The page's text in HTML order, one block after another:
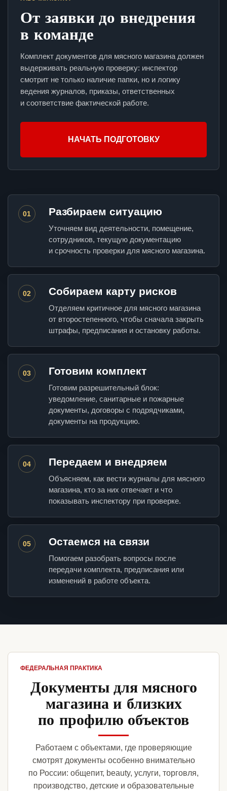
От заявки до внедрения
в команде
Комплект документов для мясного магазина должен
выдерживать реальную проверку: инспектор
смотрит не только наличие папки, но и логику
ведения журналов, приказы, ответственных
и соответствие фактической работе.
НАЧАТЬ ПОДГОТОВКУ
01 Разбираем ситуацию
Уточняем вид деятельности, помещение,
сотрудников, текущую документацию
и срочность проверки для мясного магазина.
02 Собираем карту рисков
Отделяем критичное для мясного магазина
от второстепенного, чтобы сначала закрыть
штрафы, предписания и остановку работы.
03 Готовим комплект
Готовим разрешительный блок:
уведомление, санитарные и пожарные
документы, договоры с подрядчиками,
документы на продукцию.
04 Передаем и внедряем
Объясняем, как вести журналы для мясного
магазина, кто за них отвечает и что
показывать инспектору при проверке.
05 Остаемся на связи
Помогаем разобрать вопросы после
передачи комплекта, предписания или
изменений в работе объекта.
ФЕДЕРАЛЬНАЯ ПРАКТИКА
Документы для мясного
магазина и близких
по профилю объектов
Работаем с объектами, где проверяющие
смотрят документы особенно внимательно
по России: общепит, beauty, услуги, торговля,
производство, детские и образовательные